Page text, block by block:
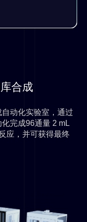
合成
动化实验室，通过
完成96通量 2 mL
应，并可获得最终